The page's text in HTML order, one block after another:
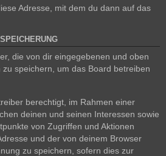
Adresse, mit dem du dann auf das
die von dir eingegebenen und oben
speichern, um das Board betreiben
berechtigt, im Rahmen einer
deinen und seinen Interessen sowie
von Zugriffen und Aktionen
und der von deinem Browser
zu speichern, sofern dies zur